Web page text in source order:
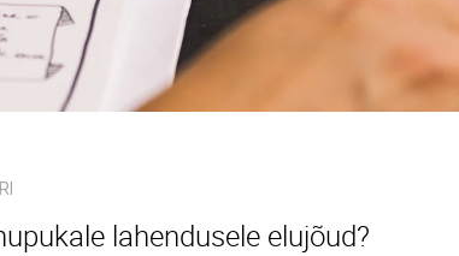
lahendusele elujõud?